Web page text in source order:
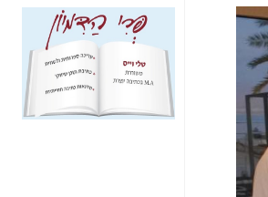
אחת הרגליים של "תיק
4000 התפור"
התמוטטה היום
בניצחון (כפול) של בזק
-
כאן
איך כתבות מפנקות
הפכו לפתע לטובת